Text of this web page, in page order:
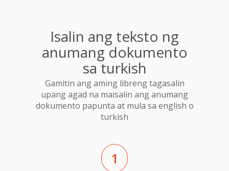
Isalin ang teksto ng
anumang dokumento
sa turkish
Gamitin ang aming libreng tagasalin
upang agad na maisalin ang anumang
dokumento papunta at mula sa english o
turkish
1